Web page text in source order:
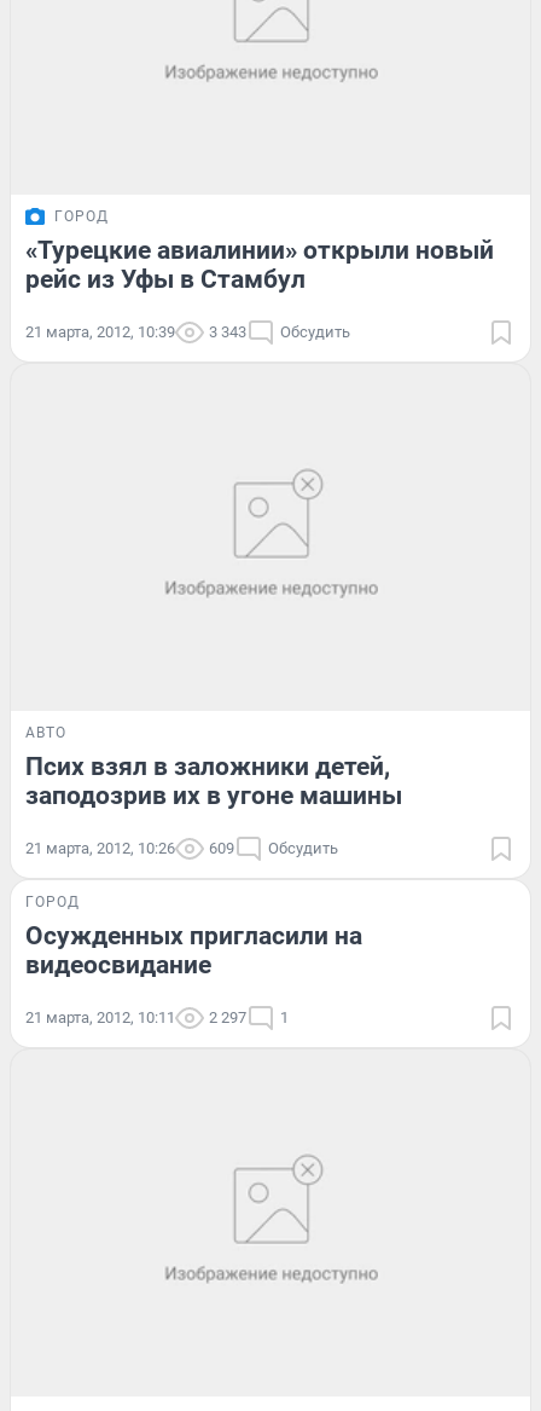
ГОРОД
«Турецкие авиалинии» открыли новый
рейс из Уфы в Стамбул
21 марта, 2012, 10:39 3 343 Обсудить
АВТО
Псих взял в заложники детей,
заподозрив их в угоне машины
21 марта, 2012, 10:26 609 Обсудить
ГОРОД
Осужденных пригласили на
видеосвидание
21 марта, 2012, 10:11 2 297 1